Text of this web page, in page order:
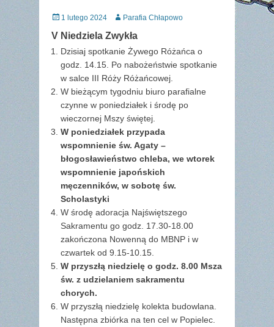
Posted
1 lutego 2024 Author
Parafia Chłapowo
V Niedziela Zwykła
Dzisiaj spotkanie Żywego Różańca o
godz. 14.15. Po nabożeństwie spotkanie
w salce III Róży Różańcowej.
W bieżącym tygodniu biuro parafialne
czynne w poniedziałek i środę po
wieczornej Mszy świętej.
W poniedziałek przypada
wspomnienie św. Agaty –
błogosławieństwo chleba, we wtorek
wspomnienie japońskich
męczenników, w sobotę św.
Scholastyki
W środę adoracja Najświętszego
Sakramentu go godz. 17.30-18.00
zakończona Nowenną do MBNP i w
czwartek od 9.15-10.15.
W przyszłą niedzielę o godz. 8.00 Msza
św. z udzielaniem sakramentu
chorych.
W przyszłą niedzielę kolekta budowlana.
Następna zbiórka na ten cel w Popielec.